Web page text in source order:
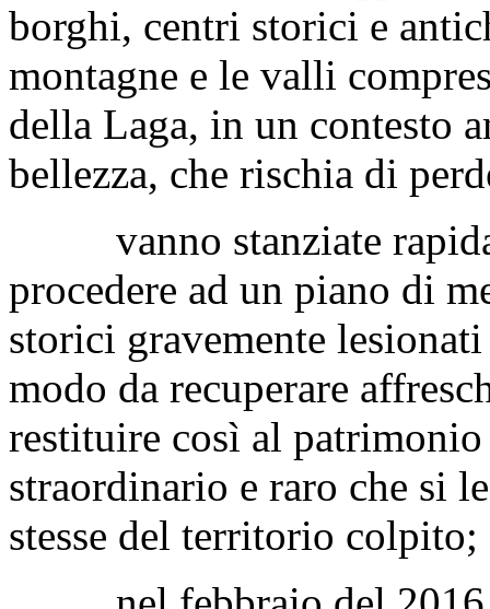
a preoccupare i
ricchissimo e per tanti
monumentale
borghi, centri storici e
montagne e le valli
della Laga, in un contesto
bellezza, che rischia di
vanno stanziate
procedere ad un piano di
storici gravemente
modo da recuperare
restituire così al